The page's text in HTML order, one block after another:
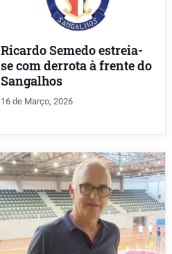
Ricardo Semedo estreia-
se com derrota à frente do
Sangalhos
16 de Março, 2026